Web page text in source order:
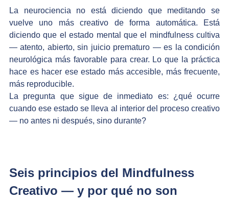
La neurociencia no está diciendo que meditando se
vuelve uno más creativo de forma automática. Está
diciendo que el estado mental que el mindfulness cultiva
— atento, abierto, sin juicio prematuro — es la condición
neurológica más favorable para crear. Lo que la práctica
hace es hacer ese estado más accesible, más frecuente,
más reproducible.
La pregunta que sigue de inmediato es: ¿qué ocurre
cuando ese estado se lleva al interior del proceso creativo
— no antes ni después, sino durante?
Seis principios del Mindfulness
Creativo — y por qué no son